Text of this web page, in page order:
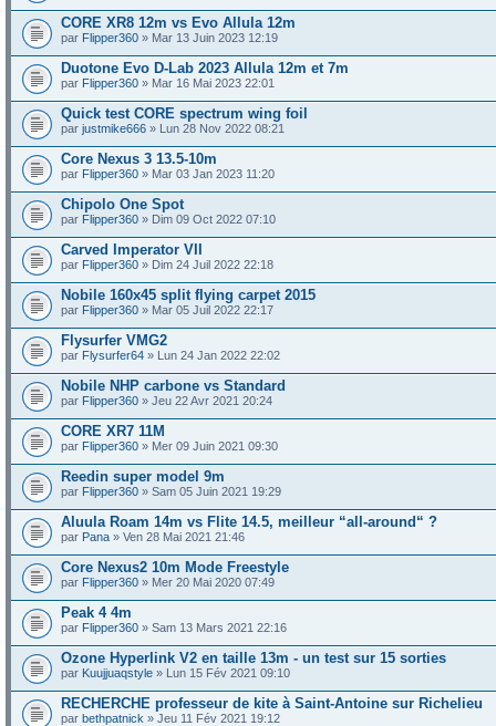
CORE XR8 12m vs Evo Allula 12m
par Flipper360 » Mar 13 Juin 2023 12:19
Duotone Evo D-Lab 2023 Allula 12m et 7m
par Flipper360 » Mar 16 Mai 2023 22:01
Quick test CORE spectrum wing foil
par justmike666 » Lun 28 Nov 2022 08:21
Core Nexus 3 13.5-10m
par Flipper360 » Mar 03 Jan 2023 11:20
Chipolo One Spot
par Flipper360 » Dim 09 Oct 2022 07:10
Carved Imperator VII
par Flipper360 » Dim 24 Juil 2022 22:18
Nobile 160x45 split flying carpet 2015
par Flipper360 » Mar 05 Juil 2022 22:17
Flysurfer VMG2
par Flysurfer64 » Lun 24 Jan 2022 22:02
Nobile NHP carbone vs Standard
par Flipper360 » Jeu 22 Avr 2021 20:24
CORE XR7 11M
par Flipper360 » Mer 09 Juin 2021 09:30
Reedin super model 9m
par Flipper360 » Sam 05 Juin 2021 19:29
Aluula Roam 14m vs Flite 14.5, meilleur “all-around“ ?
par Pana » Ven 28 Mai 2021 21:46
Core Nexus2 10m Mode Freestyle
par Flipper360 » Mer 20 Mai 2020 07:49
Peak 4 4m
par Flipper360 » Sam 13 Mars 2021 22:16
Ozone Hyperlink V2 en taille 13m - un test sur 15 sorties
par Kuujjuaqstyle » Lun 15 Fév 2021 09:10
RECHERCHE professeur de kite à Saint-Antoine sur Richelieu
par bethpatnick » Jeu 11 Fév 2021 19:12